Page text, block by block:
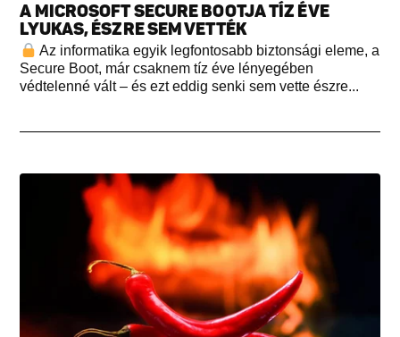
A MICROSOFT SECURE BOOTJA TÍZ ÉVE
LYUKAS, ÉSZRE SEM VETTÉK
Az informatika egyik legfontosabb biztonsági eleme, a
Secure Boot, már csaknem tíz éve lényegében
védtelenné vált – és ezt eddig senki sem vette észre...